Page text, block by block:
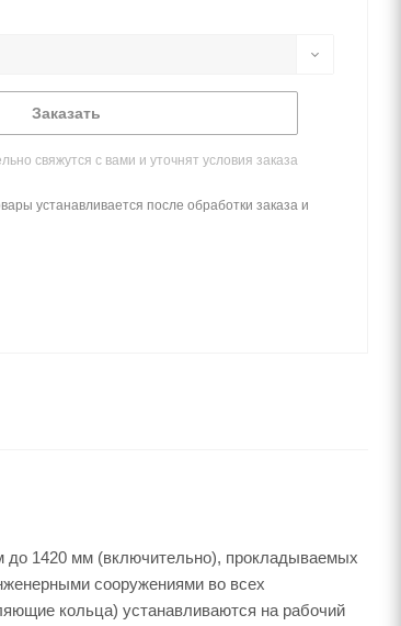
Заказать
свяжутся с вами и уточнят условия заказа
устанавливается после обработки заказа и
1420 мм (включительно), прокладываемых
сооружениями во всех
кольца) устанавливаются на рабочий